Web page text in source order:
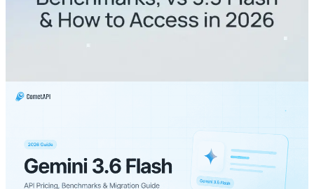
Gemini 3.6 Flash-veiledning med ytelsesmålinger, priser,